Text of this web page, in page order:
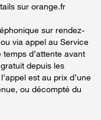
sur orange.fr
sur rendez-
via appel au Service
d’attente avant
depuis les
est au prix d’une
ou décompté du